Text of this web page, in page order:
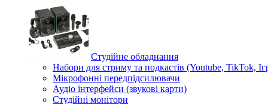
Студійне обладнання
Набори для стриму та подкастів (Youtube, TikTok,
Мікрофонні передпідсилювачи
Аудіо інтерфейси (звукові карти)
Студійні монітори